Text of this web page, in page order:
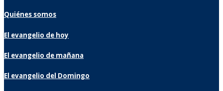
Quiénes somos
El evangelio de hoy
El evangelio de mañana
El evangelio del Domingo